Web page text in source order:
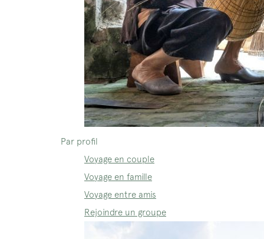
Par profil
Voyage en couple
Voyage en famille
Voyage entre amis
Rejoindre un groupe